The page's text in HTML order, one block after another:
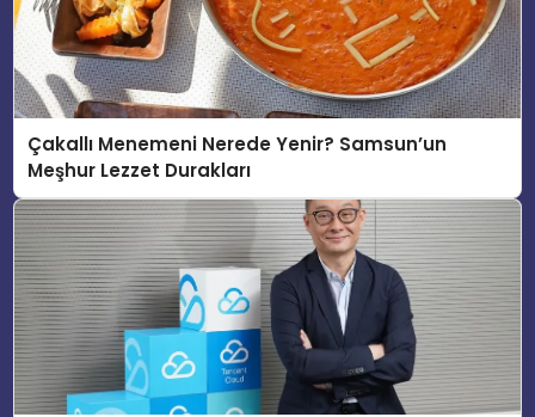
Çakallı Menemeni Nerede Yenir? Samsun’un
Meşhur Lezzet Durakları